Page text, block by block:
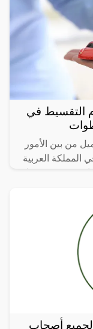
التقسيط في
من بين الأمور
المملكة العربية
أصحاب